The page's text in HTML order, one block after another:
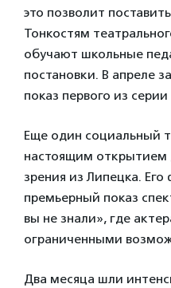
это позволит
Тонкостям
обучают школьные
постановки. В апреле
показ первого из
Еще один социальный
настоящим открытием
зрения из Липецка.
премьерный показ
вы не знали», где
ограниченными
Два месяца шли